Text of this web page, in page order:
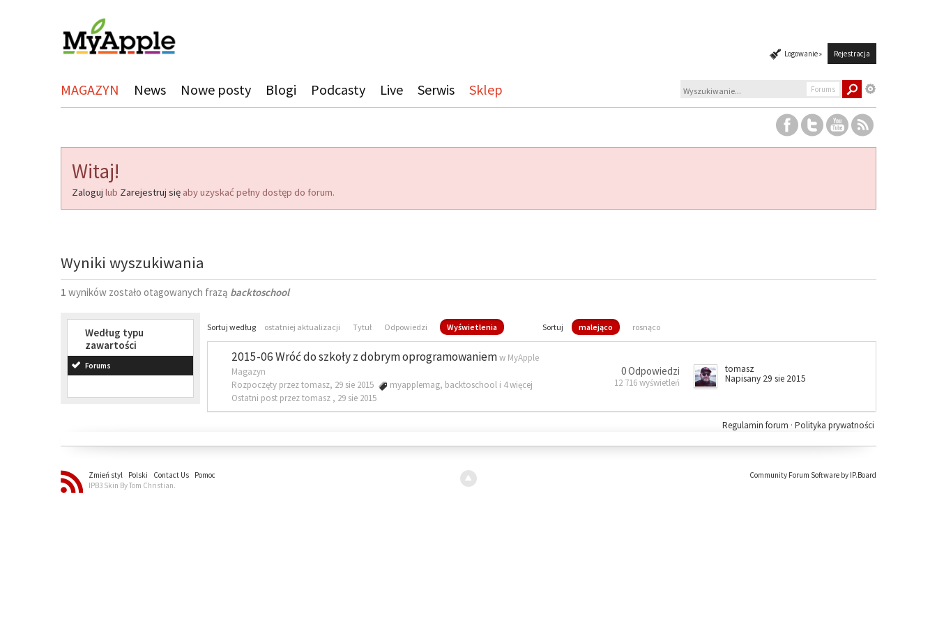
Logowanie » Rejestracja
MAGAZYN News Nowe posty Blogi Podcasty Live Serwis Sklep Forums
Witaj!
Zaloguj lub Zarejestruj się aby uzyskać pełny dostęp do forum.
Wyniki wyszukiwania
1 wyników zostało otagowanych frazą backtoschool
Według typu
zawartości
Forums
Sortuj według ostatniej aktualizacji Tytuł Odpowiedzi Wyświetlenia Sortuj malejąco rosnąco
2015-06 Wróć do szkoły z dobrym oprogramowaniemw MyApple
Magazyn
Rozpoczęty przez tomasz, 29 sie 2015
myapplemag, backtoschool i 4 więcej
Ostatni post przez tomasz , 29 sie 2015
0 Odpowiedzi
12 716 wyświetleń
tomasz
Napisany 29 sie 2015
Polityka prywatności
Regulamin forum ·
Zmień styl Polski Contact Us
Pomoc
IPB3 Skin By Tom Christian.
Community Forum Software by IP.Board